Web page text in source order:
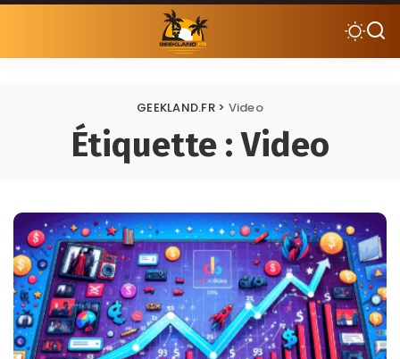
GEEKLAND.FR> Video
Étiquette :Video